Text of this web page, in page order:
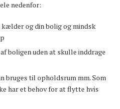
nedenfor:
kælder og din bolig og mindsk
boligen uden at skulle inddrage
bruges til opholdsrum mm. Som
har et behov for at flytte hvis